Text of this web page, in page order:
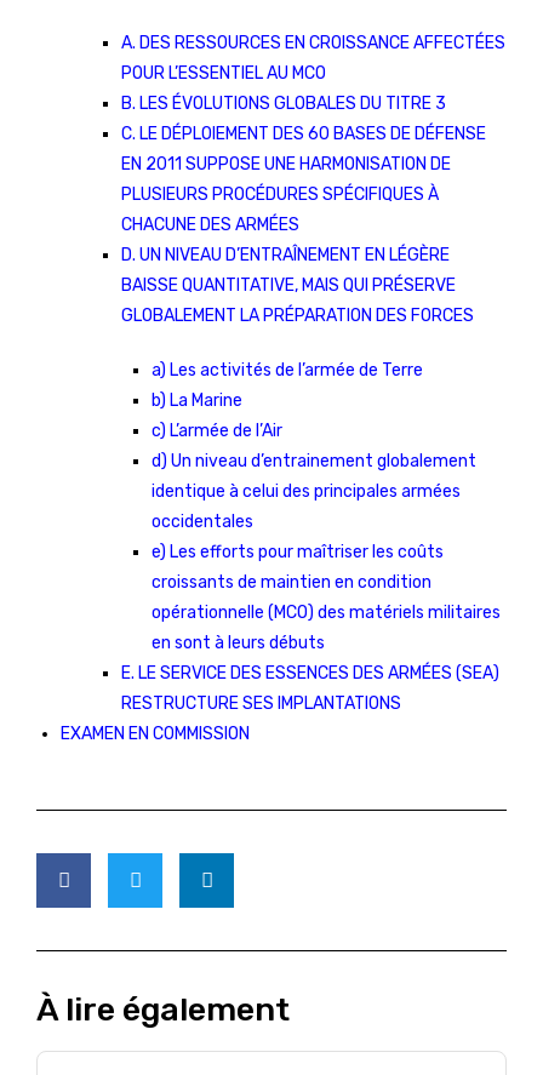
A. DES RESSOURCES EN CROISSANCE AFFECTÉES
POUR L’ESSENTIEL AU MCO
B. LES ÉVOLUTIONS GLOBALES DU TITRE 3
C. LE DÉPLOIEMENT DES 60 BASES DE DÉFENSE
EN 2011 SUPPOSE UNE HARMONISATION DE
PLUSIEURS PROCÉDURES SPÉCIFIQUES À
CHACUNE DES ARMÉES
D. UN NIVEAU D’ENTRAÎNEMENT EN LÉGÈRE
BAISSE QUANTITATIVE, MAIS QUI PRÉSERVE
GLOBALEMENT LA PRÉPARATION DES FORCES
a) Les activités de l’armée de Terre
b) La Marine
c) L’armée de l’Air
d) Un niveau d’entrainement globalement
identique à celui des principales armées
occidentales
e) Les efforts pour maîtriser les coûts
croissants de maintien en condition
opérationnelle (MCO) des matériels militaires
en sont à leurs débuts
E. LE SERVICE DES ESSENCES DES ARMÉES (SEA)
RESTRUCTURE SES IMPLANTATIONS
EXAMEN EN COMMISSION
À lire également